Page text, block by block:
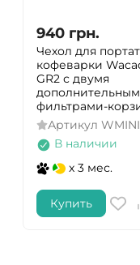
940 грн.
Чехол для
кофеварки
GR2 с двумя
фильтрами-
Артикул
В наличии
x 3 мес.
Купить